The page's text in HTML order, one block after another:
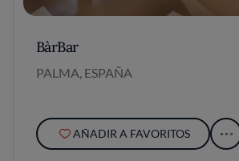
BàrBar
PALMA, ESPAÑA
AÑADIR A FAVORITOS